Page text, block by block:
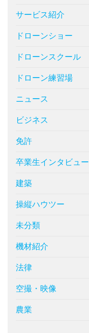
サービス紹介
ドローンショー
ドローンスクール
ドローン練習場
ニュース
ビジネス
免許
卒業生インタビュー
建築
操縦ハウツー
未分類
機材紹介
法律
空撮・映像
農業